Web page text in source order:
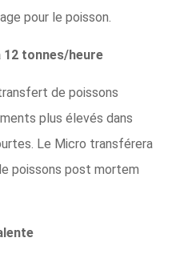
pour le poisson.
12 tonnes/heure
de poissons
plus élevés dans
Le Micro transférera
poissons post mortem